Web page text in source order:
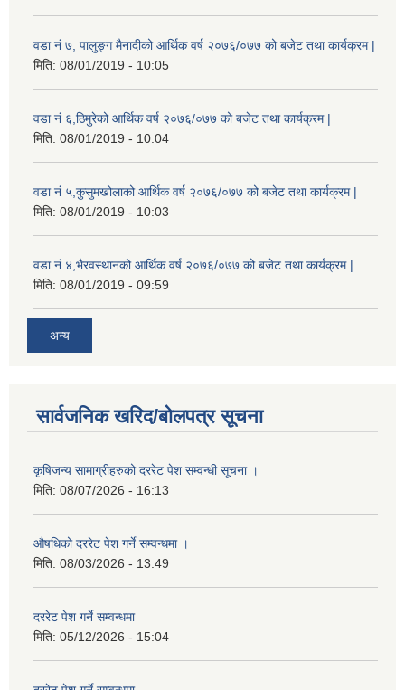
वडा नं ७, पालुङ्ग मैनादीको आर्थिक वर्ष २०७६/०७७ को बजेट तथा कार्यक्रम |
मिति: 08/01/2019 - 10:05
वडा नं ६,ठिमुरेको आर्थिक वर्ष २०७६/०७७ को बजेट तथा कार्यक्रम |
मिति: 08/01/2019 - 10:04
वडा नं ५,कुसुमखोलाको आर्थिक वर्ष २०७६/०७७ को बजेट तथा कार्यक्रम |
मिति: 08/01/2019 - 10:03
वडा नं ४,भैरवस्थानको आर्थिक वर्ष २०७६/०७७ को बजेट तथा कार्यक्रम |
मिति: 08/01/2019 - 09:59
अन्य
सार्वजनिक खरिद/बोलपत्र सूचना
कृषिजन्य सामाग्रीहरुको दररेट पेश सम्वन्धी सूचना ।
मिति: 08/07/2026 - 16:13
औषधिको दररेट पेश गर्ने सम्वन्धमा ।
मिति: 08/03/2026 - 13:49
दररेट पेश गर्ने सम्वन्धमा
मिति: 05/12/2026 - 15:04